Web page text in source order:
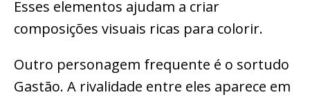
Esses elementos ajudam a criar
composições visuais ricas para colorir.
Outro personagem frequente é o sortudo
Gastão. A rivalidade entre eles aparece em